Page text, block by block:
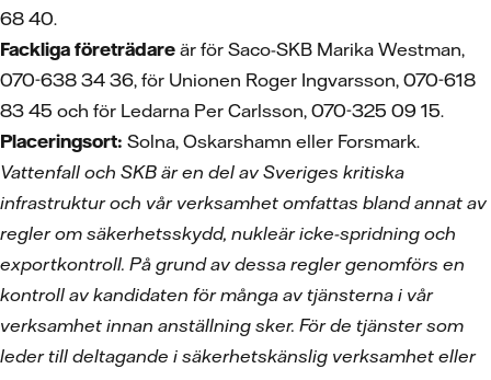
68 40.
Fackliga företrädare är för Saco-SKB Marika Westman,
070-638 34 36, för Unionen Roger Ingvarsson, 070-618
83 45 och för Ledarna Per Carlsson, 070-325 09 15.
Placeringsort: Solna, Oskarshamn eller Forsmark.
Vattenfall och SKB är en del av Sveriges kritiska
infrastruktur och vår verksamhet omfattas bland annat av
regler om säkerhetsskydd, nukleär icke-spridning och
exportkontroll. På grund av dessa regler genomförs en
kontroll av kandidaten för många av tjänsterna i vår
verksamhet innan anställning sker. För de tjänster som
leder till deltagande i säkerhetskänslig verksamhet eller